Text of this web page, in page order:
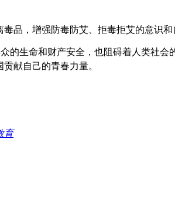
，增强防毒防艾、拒毒拒艾的意识和
生命和财产安全，也阻碍着人类社
献自己的青春力量。
育